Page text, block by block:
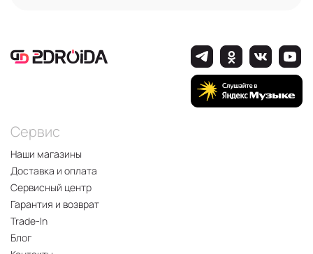
Сервис
Наши магазины
Доставка и оплата
Сервисный центр
Гарантия и возврат
Trade-In
Блог